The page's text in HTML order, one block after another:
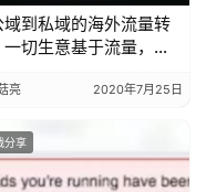
域到私域的海外流量转
切生意基于流量，一
手Club分享精华
亮 2020年7月25日
分享